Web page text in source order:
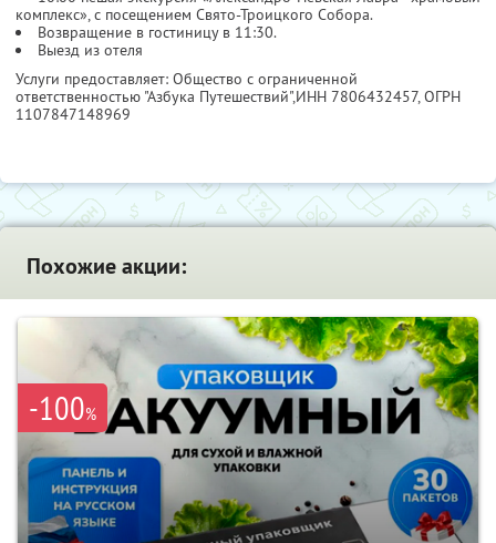
комплекс», с посещением Свято-Троицкого Собора.
Возвращение в гостиницу в 11:30.
Выезд из отеля
Услуги предоставляет: Общество с ограниченной
ответственностью "Азбука Путешествий",ИНН 7806432457, ОГРН
1107847148969
Похожие акции:
-100%